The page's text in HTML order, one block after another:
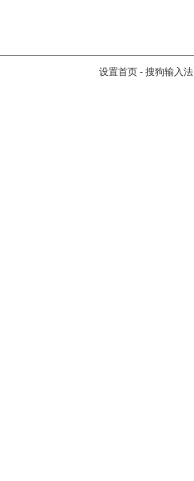
设置首页 - 搜狗输入法